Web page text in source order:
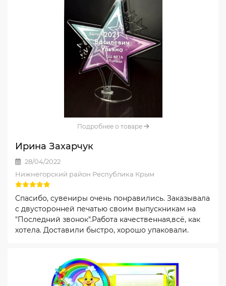
Подробнее о товаре
Ирина Захарчук
28/04/2022
Нижнегорский район Республика Крым
Спасибо, сувениры очень понравились. Заказывала
с двусторонней печатью своим выпускникам на
"Последний звонок".Работа качественная,всё, как
хотела. Доставили быстро, хорошо упаковали.